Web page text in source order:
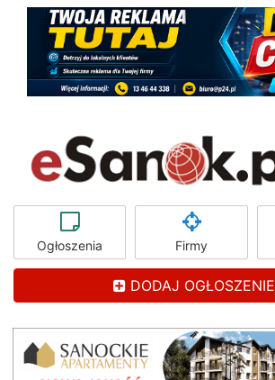
Ogłoszenia Firmy
DODAJ OGŁOSZENIE